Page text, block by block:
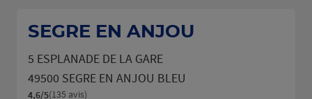
SEGRE EN ANJOU
5 ESPLANADE DE LA GARE
49500 SEGRE EN ANJOU BLEU
4,6/5Note de 4.6 sur 5
(135 avis)